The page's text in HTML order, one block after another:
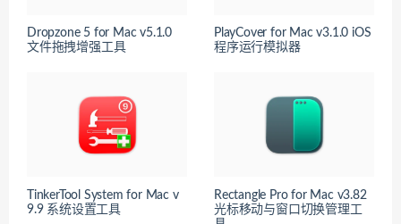
Dropzone 5 for Mac v5.1.0
文件拖拽增强工具
PlayCover for Mac v3.1.0 iOS
程序运行模拟器
TinkerTool System for Mac v
9.9 系统设置工具
Rectangle Pro for Mac v3.82
光标移动与窗口切换管理工